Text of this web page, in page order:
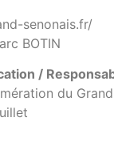
senonais.fr/
BOTIN
/
du